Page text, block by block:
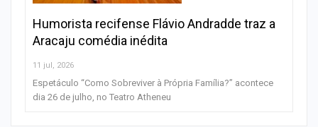
Humorista recifense Flávio Andradde traz a
Aracaju comédia inédita
11 jul, 2026
Espetáculo “Como Sobreviver à Própria Família?” acontece
dia 26 de julho, no Teatro Atheneu